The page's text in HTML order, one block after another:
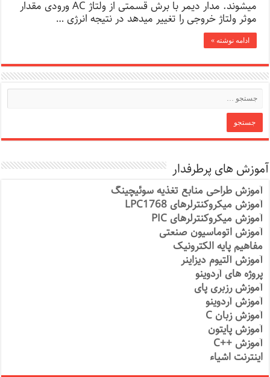
میشوند. مدار دیمر با برش قسمتی از ولتاژ AC ورودی مقدار
موثر ولتاژ خروجی را تغییر میدهد در نتیجه انرژی …
ادامه نوشته »
آموزش های پرطرفدار
آموزش طراحی منابع تغذیه سوئیچینگ
آموزش میکروکنترلرهای LPC1768
آموزش میکروکنترلرهای PIC
آموزش اتوماسیون صنعتی
مفاهیم پایه الکترونیک
آموزش آلتیوم دیزاینر
پروژه های آردوینو
آموزش رزبری پای
آموزش آردوینو
آموزش زبان C
آموزش پایتون
آموزش ++C
اینترنت اشیاء